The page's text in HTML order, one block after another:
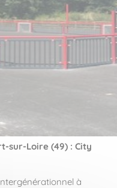
sur-Loire (49) : City
à